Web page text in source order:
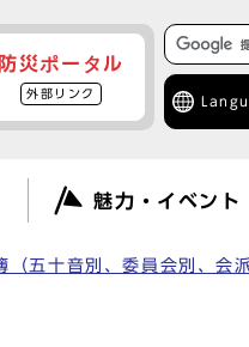
防災ポータル
外部リンク
魅力・イベント
（五十音別、委員会別、会